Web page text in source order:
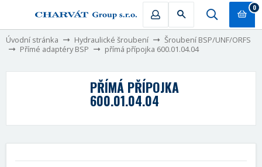
0
Úvodní stránka Hydraulické šroubení
Šroubení BSP/UNF/ORFS
Přímé adaptéry BSP
přímá přípojka 600.01.04.04
PŘÍMÁ PŘÍPOJKA
600.01.04.04